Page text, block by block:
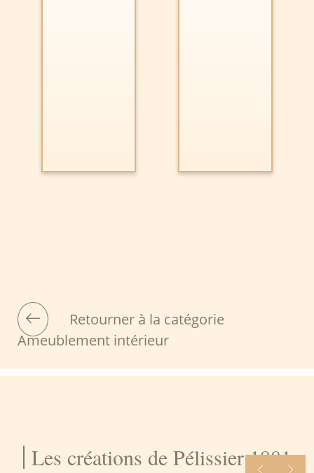
Retourner à la catégorie
Ameublement intérieur
Les créations de Pélissier 1881
Restaurant de plage Le Lido –